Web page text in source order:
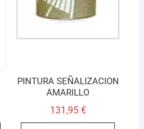
PINTURA SEÑALIZACION
AMARILLO
131,95 €